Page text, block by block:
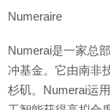
Numeraire
Numerai是一家总
冲基金。它由南非
杉矶。Numerai运